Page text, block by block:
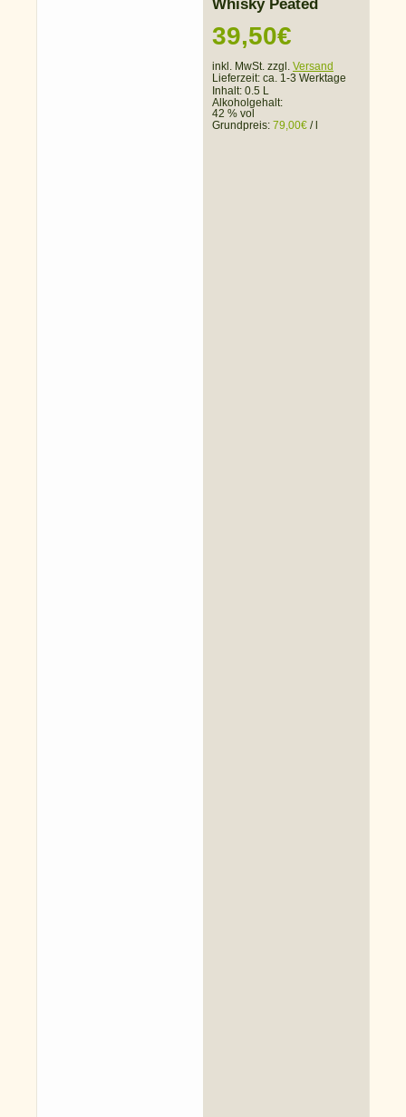
Whisky Peated
39,50€
inkl. MwSt. zzgl. Versand
Lieferzeit: ca. 1-3 Werktage
Inhalt: 0.5 L
Alkoholgehalt:
42 % vol
Grundpreis: 79,00€ /